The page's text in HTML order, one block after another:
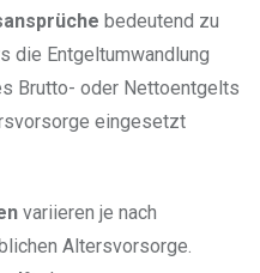
bedeutend zu
die Entgeltumwandlung
Brutto- oder Nettoentgelts
eingesetzt
variieren je nach
Altersvorsorge.